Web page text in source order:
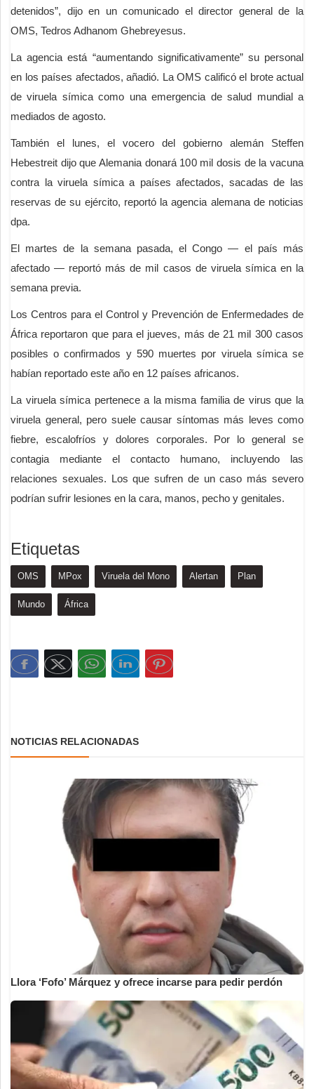
detenidos”, dijo en un comunicado el director general de la
OMS, Tedros Adhanom Ghebreyesus.
La agencia está “aumentando significativamente” su personal
en los países afectados, añadió. La OMS calificó el brote actual
de viruela símica como una emergencia de salud mundial a
mediados de agosto.
También el lunes, el vocero del gobierno alemán Steffen
Hebestreit dijo que Alemania donará 100 mil dosis de la vacuna
contra la viruela símica a países afectados, sacadas de las
reservas de su ejército, reportó la agencia alemana de noticias
dpa.
El martes de la semana pasada, el Congo — el país más
afectado — reportó más de mil casos de viruela símica en la
semana previa.
Los Centros para el Control y Prevención de Enfermedades de
África reportaron que para el jueves, más de 21 mil 300 casos
posibles o confirmados y 590 muertes por viruela símica se
habían reportado este año en 12 países africanos.
La viruela símica pertenece a la misma familia de virus que la
viruela general, pero suele causar síntomas más leves como
fiebre, escalofríos y dolores corporales. Por lo general se
contagia mediante el contacto humano, incluyendo las
relaciones sexuales. Los que sufren de un caso más severo
podrían sufrir lesiones en la cara, manos, pecho y genitales.
Etiquetas
OMS MPox Viruela del Mono Alertan Plan
Mundo África
NOTICIAS RELACIONADAS
Llora ‘Fofo’ Márquez y ofrece incarse para pedir perdón